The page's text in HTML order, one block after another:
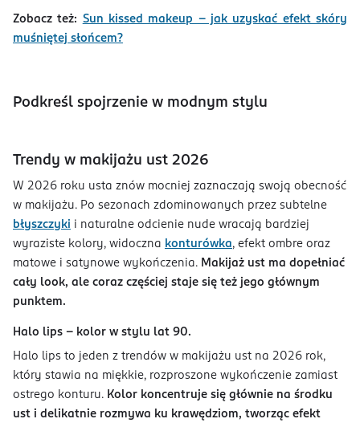
Zobacz też: Sun kissed makeup - jak uzyskać efekt skóry
muśniętej słońcem?
Podkreśl spojrzenie w modnym stylu
Trendy w makijażu ust 2026
W 2026 roku usta znów mocniej zaznaczają swoją obecność
w makijażu. Po sezonach zdominowanych przez subtelne
błyszczyki i naturalne odcienie nude wracają bardziej
wyraziste kolory, widoczna konturówka, efekt ombre oraz
matowe i satynowe wykończenia. Makijaż ust ma dopełniać
cały look, ale coraz częściej staje się też jego głównym
punktem.
Halo lips – kolor w stylu lat 90.
Halo lips to jeden z trendów w makijażu ust na 2026 rok,
który stawia na miękkie, rozproszone wykończenie zamiast
ostrego konturu. Kolor koncentruje się głównie na środku
ust i delikatnie rozmywa ku krawędziom, tworząc efekt